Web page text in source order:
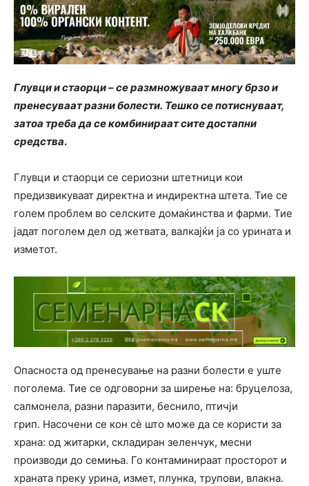
Глувци и стаорци – се размножуваат многу брзо и
пренесуваат разни болести. Тешко се потиснуваат,
затоа треба да се комбинираат сите достапни
средства.
Глувци и стаорци се сериозни штетници кои
предизвикуваат директна и индиректна штета. Тие се
голем проблем во селските домаќинства и фарми. Тие
јадат поголем дел од жетвата, валкајќи ја со урината и
изметот.
Опасноста од пренесување на разни болести е уште
поголема. Тие се одговорни за ширење на: бруцелоза,
салмонела, разни паразити, беснило, птичји
грип. Насочени се кон сè што може да се користи за
храна: од житарки, складиран зеленчук, месни
производи до семиња. Го контаминираат просторот и
храната преку урина, измет, плунка, трупови, влакна.